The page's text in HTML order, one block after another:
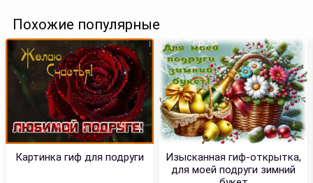
Похожие популярные
Картинка гиф для подруги
Изысканная гиф-открытка,
для моей подруги зимний